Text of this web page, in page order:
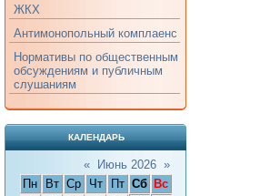
ЖКХ
Антимонопольный комплаенс
Нормативы по общественным
обсуждениям и публичным
слушаниям
КАЛЕНДАРЬ
« Июнь 2026 »
Пн
Вт Ср Чт Пт Сб
Вс